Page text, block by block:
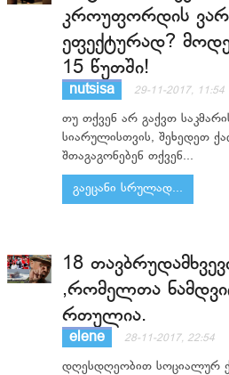
კროუფორდის
ეფექტურად?
15 წუთში!
nutsisa 29-11-2017, 11:54
თუ თქვენ არ გაქვთ
სიარულისთვის, შეხედეთ
შთაგაგონებენ თქვენ...
გაეცანი სრულად...
18
,რომელთა
რთულია.
elene 28-11-2017, 22:54
დღესდღეობით სოციალურ